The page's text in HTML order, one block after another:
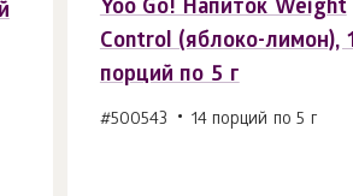
Yoo Gо! Напиток Weight
Control (яблоко-лимон),
порций по 5 г
#500543 14 порций по 5 г
В корзину 1шт.